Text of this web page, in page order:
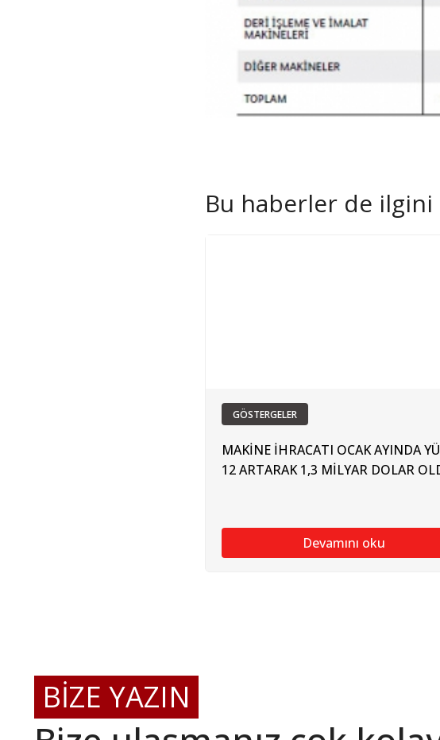
Bu haberler de
GÖSTERGELER
MAKİNE İHRACATI OCAK AYINDA
12 ARTARAK 1,3 MİLYAR DOLAR
Devamını oku
BİZE YAZIN